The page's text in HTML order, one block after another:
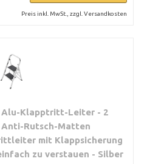
Preis inkl. MwSt., zzgl. Versandkosten
Alu-Klapptritt-Leiter - 2
Rutsch-Matten
mit Klappsicherung
zu verstauen - Silber